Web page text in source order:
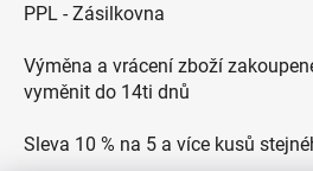
PPL - Zásilkovna
Výměna a vrácení zboží
vyměnit do 14ti dnů
Sleva 10 % na 5 a více kusů